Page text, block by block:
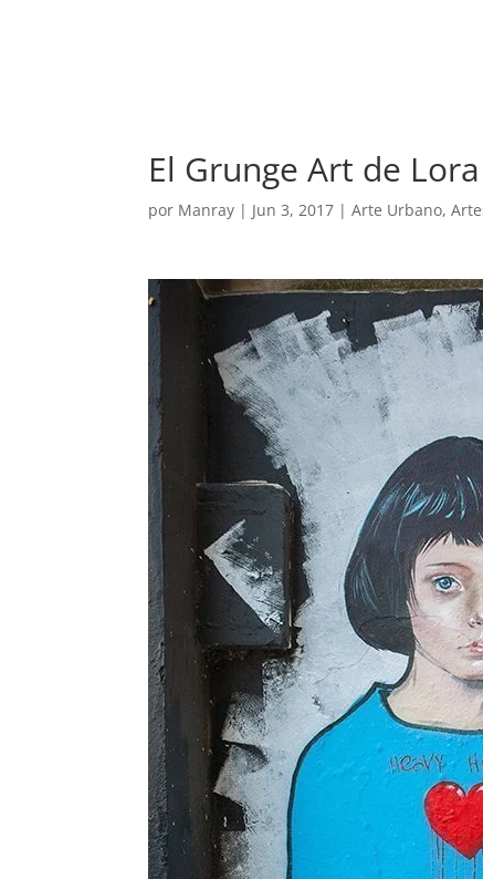
El Grunge Art de
por Manray | Jun 3, 2017 |Arte Urbano,